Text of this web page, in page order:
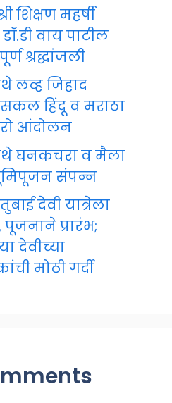
शिक्षण महर्षी
वाय पाटील
श्रद्धांजली
लव्ह जिहाद
सकल हिंदू व मराठा
आंदोलन
घनकचरा व मैला
संपन्न
देवी यात्रेला
प्रारंभ;
देवीच्या
मोठी गर्दी